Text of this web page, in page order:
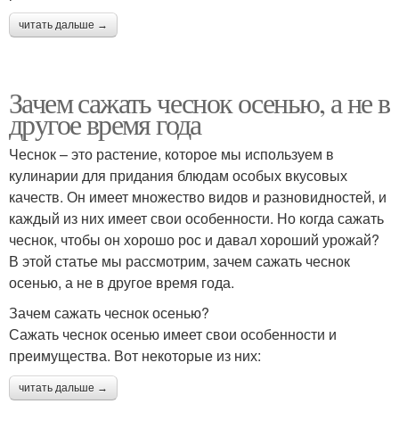
читать дальше →
Зачем сажать чеснок осенью, а не в
другое время года
Чеснок – это растение, которое мы используем в
кулинарии для придания блюдам особых вкусовых
качеств. Он имеет множество видов и разновидностей, и
каждый из них имеет свои особенности. Но когда сажать
чеснок, чтобы он хорошо рос и давал хороший урожай?
В этой статье мы рассмотрим, зачем сажать чеснок
осенью, а не в другое время года.
Зачем сажать чеснок осенью?
Сажать чеснок осенью имеет свои особенности и
преимущества. Вот некоторые из них:
читать дальше →